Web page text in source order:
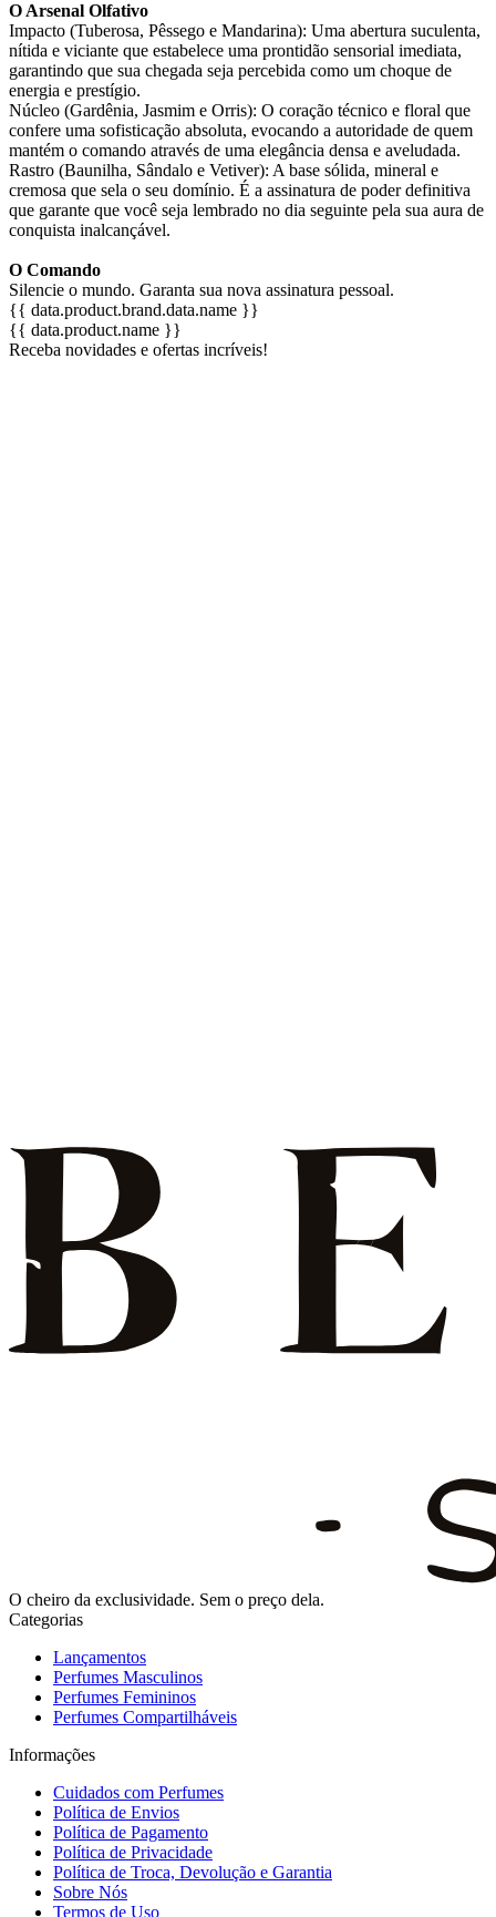
O Arsenal Olfativo
Impacto (Tuberosa, Pêssego e Mandarina): Uma abertura suculenta,
nítida e viciante que estabelece uma prontidão sensorial imediata,
garantindo que sua chegada seja percebida como um choque de
energia e prestígio.
Núcleo (Gardênia, Jasmim e Orris): O coração técnico e floral que
confere uma sofisticação absoluta, evocando a autoridade de quem
mantém o comando através de uma elegância densa e aveludada.
Rastro (Baunilha, Sândalo e Vetiver): A base sólida, mineral e
cremosa que sela o seu domínio. É a assinatura de poder definitiva
que garante que você seja lembrado no dia seguinte pela sua aura de
conquista inalcançável.
O Comando
Silencie o mundo. Garanta sua nova assinatura pessoal.
{{ data.product.brand.data.name }}
{{ data.product.name }}
Receba novidades e ofertas incríveis!
O cheiro da exclusividade. Sem o preço dela.
Categorias
Lançamentos
Perfumes Masculinos
Perfumes Femininos
Perfumes Compartilháveis
Informações
Cuidados com Perfumes
Política de Envios
Política de Pagamento
Política de Privacidade
Política de Troca, Devolução e Garantia
Sobre Nós
Termos de Uso